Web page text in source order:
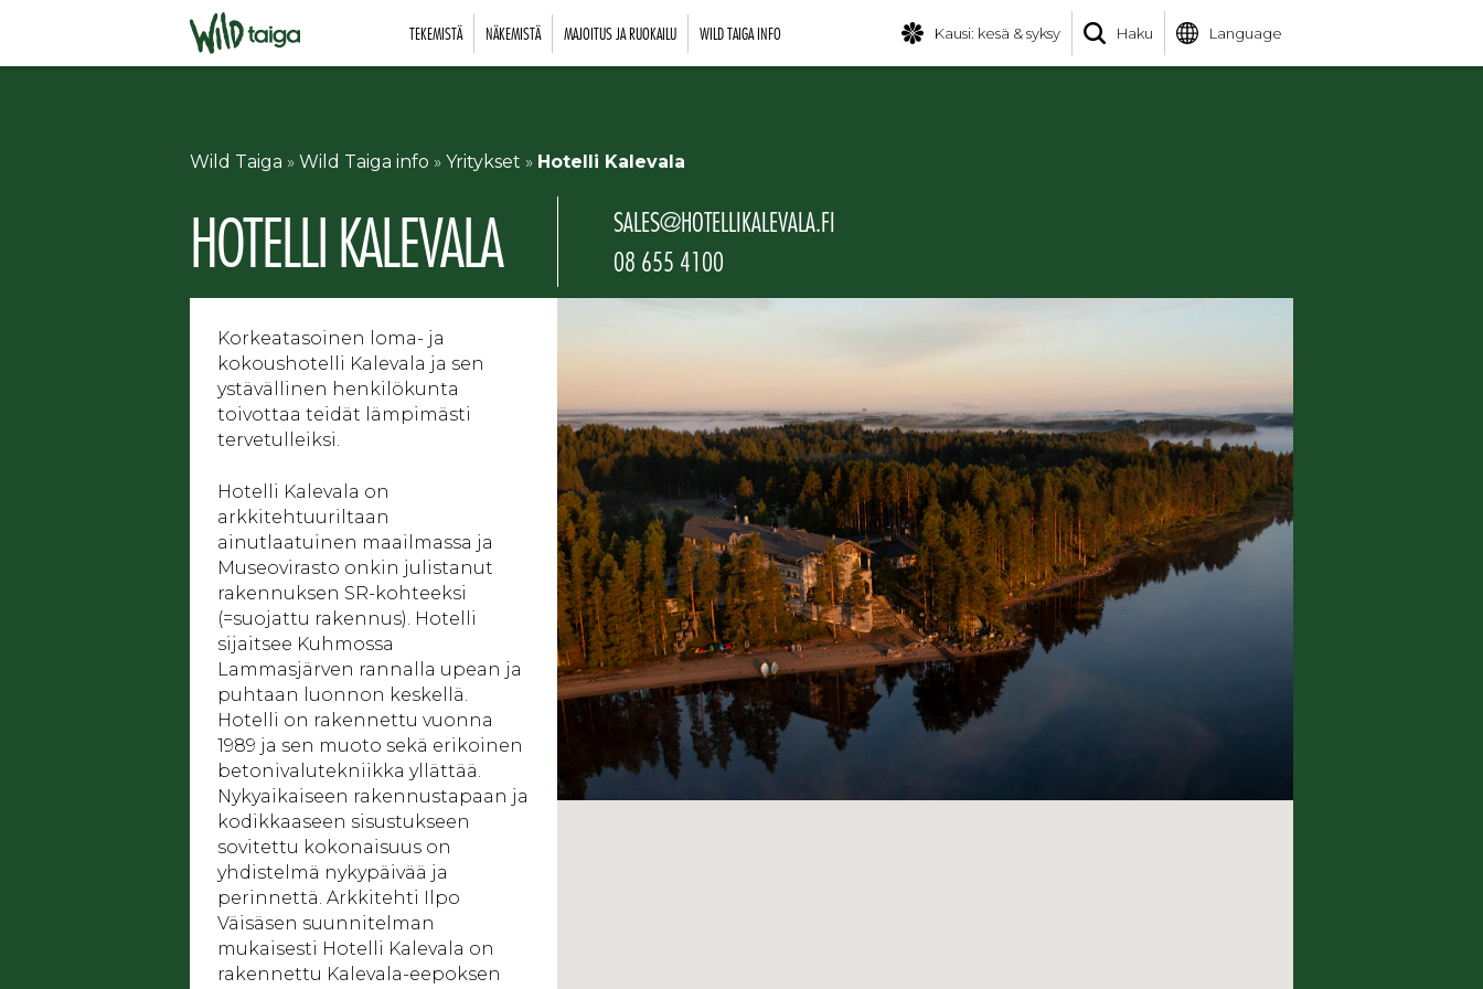
TEKEMISTÄ NÄKEMISTÄ MAJOITUS JA RUOKAILU WILD TAIGA INFO Kausi: kesä & syksy Haku Language
Wild Taiga » Wild Taiga info » Yritykset » Hotelli Kalevala
HOTELLI KALEVALA
SALES@HOTELLIKALEVALA.FI
08 655 4100
Korkeatasoinen loma- ja
kokoushotelli Kalevala ja sen
ystävällinen henkilökunta
toivottaa teidät lämpimästi
tervetulleiksi.
Hotelli Kalevala on
arkkitehtuuriltaan
ainutlaatuinen maailmassa ja
Museovirasto onkin julistanut
rakennuksen SR-kohteeksi
(=suojattu rakennus). Hotelli
sijaitsee Kuhmossa
Lammasjärven rannalla upean ja
puhtaan luonnon keskellä.
Hotelli on rakennettu vuonna
1989 ja sen muoto sekä erikoinen
betonivalutekniikka yllättää.
Nykyaikaiseen rakennustapaan ja
kodikkaaseen sisustukseen
sovitettu kokonaisuus on
yhdistelmä nykypäivää ja
perinnettä. Arkkitehti Ilpo
Väisäsen suunnitelman
mukaisesti Hotelli Kalevala on
rakennettu Kalevala-eepoksen